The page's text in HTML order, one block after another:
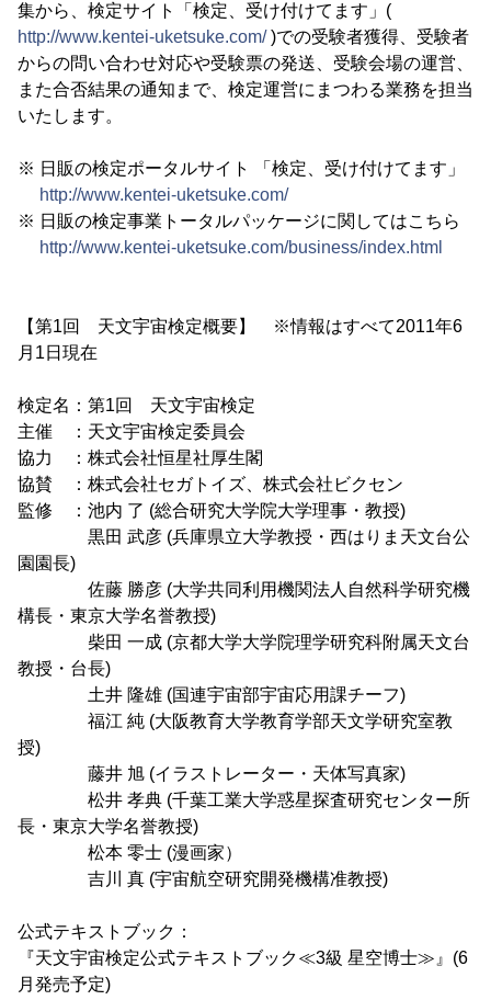
集から、検定サイト「検定、受け付けてます」(
http://www.kentei-uketsuke.com/)での受験者獲得、受験者
からの問い合わせ対応や受験票の発送、受験会場の運営、
また合否結果の通知まで、検定運営にまつわる業務を担当
いたします。
※ 日販の検定ポータルサイト 「検定、受け付けてます」
http://www.kentei-uketsuke.com/
※ 日販の検定事業トータルパッケージに関してはこちら
http://www.kentei-uketsuke.com/business/index.html
【第1回 天文宇宙検定概要】 ※情報はすべて2011年6
月1日現在
検定名：第1回 天文宇宙検定
主催 ：天文宇宙検定委員会
協力 ：株式会社恒星社厚生閣
協賛 ：株式会社セガトイズ、株式会社ビクセン
監修 ：池内 了 (総合研究大学院大学理事・教授)
黒田 武彦 (兵庫県立大学教授・西はりま天文台公
園園長)
佐藤 勝彦 (大学共同利用機関法人自然科学研究機
構長・東京大学名誉教授)
柴田 一成 (京都大学大学院理学研究科附属天文台
教授・台長)
土井 隆雄 (国連宇宙部宇宙応用課チーフ)
福江 純 (大阪教育大学教育学部天文学研究室教
授)
藤井 旭 (イラストレーター・天体写真家)
松井 孝典 (千葉工業大学惑星探査研究センター所
長・東京大学名誉教授)
松本 零士 (漫画家）
吉川 真 (宇宙航空研究開発機構准教授)
公式テキストブック：
『天文宇宙検定公式テキストブック≪3級 星空博士≫』(6
月発売予定)